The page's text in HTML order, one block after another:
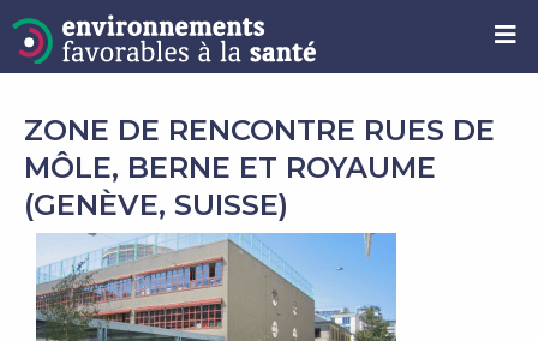
ZONE DE RENCONTRE RUES DE
MÔLE, BERNE ET ROYAUME
(GENÈVE, SUISSE)